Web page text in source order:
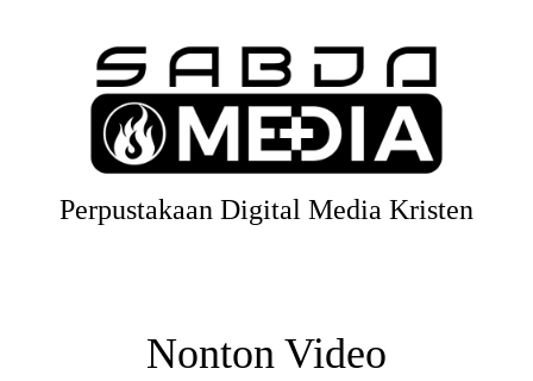
Perpustakaan Digital Media Kristen
Nonton Video